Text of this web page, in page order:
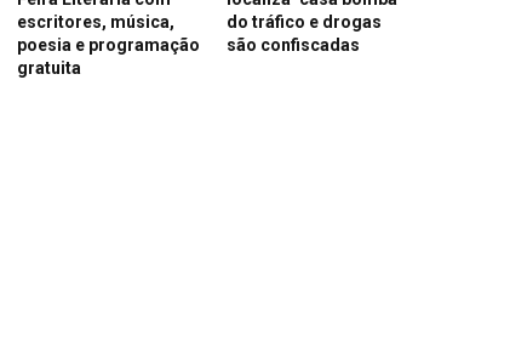
escritores, música,
poesia e programação
gratuita
do tráfico e drogas
são confiscadas